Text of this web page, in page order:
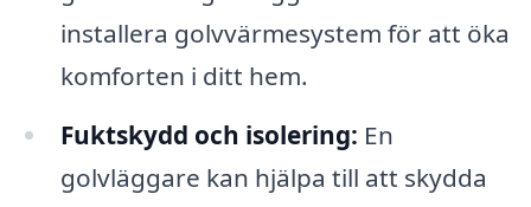
installera golvvärmesystem för att öka
komforten i ditt hem.
Fuktskydd och isolering: En
golvläggare kan hjälpa till att skydda